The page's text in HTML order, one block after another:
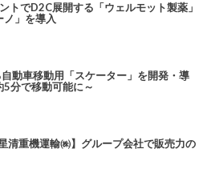
トでD2C展開する「ウェルモット製薬」
ノ」を導入
動車移動用「スケーター」を開発・導
5分で移動可能に～
清重機運輸㈱】グループ会社で販売力の